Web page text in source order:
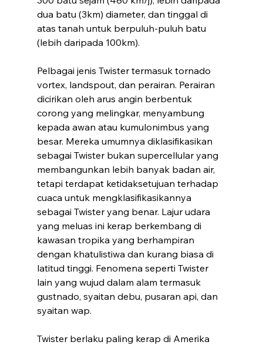
dua batu (3km) diameter, dan tinggal di
atas tanah untuk berpuluh-puluh batu
(lebih daripada 100km).
Pelbagai jenis Twister termasuk tornado
vortex, landspout, dan perairan. Perairan
dicirikan oleh arus angin berbentuk
corong yang melingkar, menyambung
kepada awan atau kumulonimbus yang
besar. Mereka umumnya diklasifikasikan
sebagai Twister bukan supercellular yang
membangunkan lebih banyak badan air,
tetapi terdapat ketidaksetujuan terhadap
cuaca untuk mengklasifikasikannya
sebagai Twister yang benar. Lajur udara
yang meluas ini kerap berkembang di
kawasan tropika yang berhampiran
dengan khatulistiwa dan kurang biasa di
latitud tinggi. Fenomena seperti Twister
lain yang wujud dalam alam termasuk
gustnado, syaitan debu, pusaran api, dan
syaitan wap.
Twister berlaku paling kerap di Amerika